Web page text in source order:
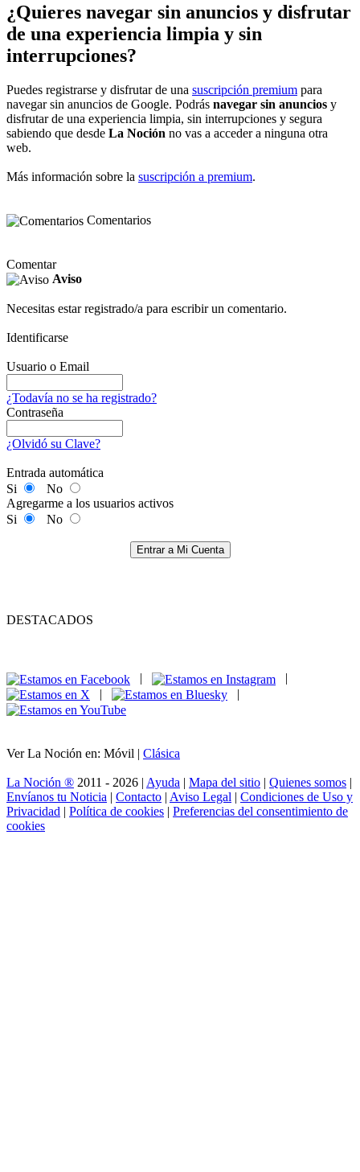
¿Quieres navegar sin anuncios y disfrutar
de una experiencia limpia y sin
interrupciones?
Puedes registrarse y disfrutar de una suscripción premium para
navegar sin anuncios de Google. Podrás navegar sin anuncios y
disfrutar de una experiencia limpia, sin interrupciones y segura
sabiendo que desde La Noción no vas a acceder a ninguna otra
web.
Más información sobre la suscripción a premium.
Comentarios
Comentar
Aviso
Necesitas estar registrado/a para escribir un comentario.
Identificarse
Usuario o Email
¿Todavía no se ha registrado?
Contraseña
¿Olvidó su Clave?
Entrada automática
Si
No
Agregarme a los usuarios activos
Si
No
Entrar a Mi Cuenta
DESTACADOS
|
|
Ver La Noción en: Móvil | Clásica
La Noción ® 2011 - 2026 | Ayuda | Mapa del sitio | Quienes somos |
Envíanos tu Noticia | Contacto | Aviso Legal | Condiciones de Uso y
Privacidad | Política de cookies | Preferencias del consentimiento de
cookies